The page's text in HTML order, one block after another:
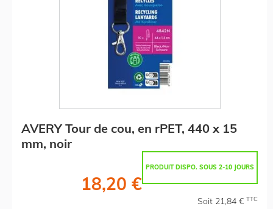
AVERY Tour de cou, en rPET, 440 x 15
mm, noir
PRODUIT DISPO. SOUS 2-10 JOURS
18,20 €
Soit 21,84 € TTC